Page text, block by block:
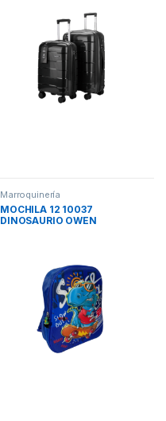
Marroquinería
MOCHILA 12 10037
DINOSAURIO OWEN